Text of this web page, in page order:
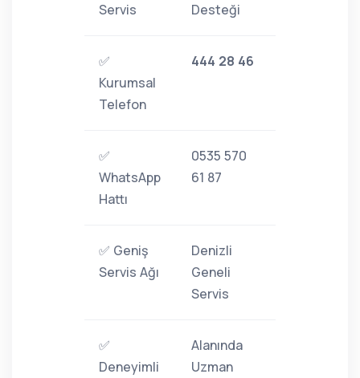
Servis
Desteği
✅
Kurumsal
Telefon
444 28 46
✅
WhatsApp
Hattı
0535 570
61 87
✅ Geniş
Servis Ağı
Denizli
Geneli
Servis
✅
Deneyimli
Alanında
Uzman